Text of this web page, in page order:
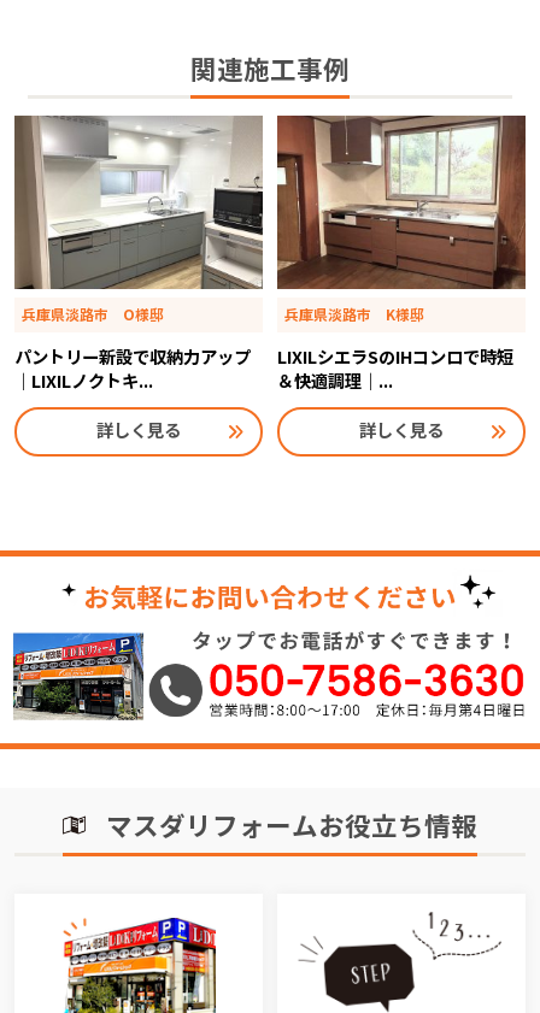
関連施工事例
兵庫県淡路市 O様邸
パントリー新設で収納力アップ
｜LIXILノクトキ...
詳しく見る
兵庫県淡路市 K様邸
LIXILシエラSのIHコンロで時短
＆快適調理｜...
詳しく見る
マスダリフォームお役立ち情報